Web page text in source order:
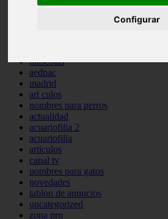
Configurar
terapia asistida
mascotas
aedpac
madrid
art culos
nombres para perros
actualidad
acuariofilia 2
acuariofilia
articulos
canal tv
nombres para gatos
novedades
tablon de anuncios
uncategorized
zona pro